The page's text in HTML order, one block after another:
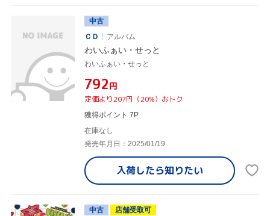
中古
ＣＤ
アルバム
わいふぁい・せっと
わいふぁい・せっと
¥792円
定価より207円（20%）おトク
獲得ポイント 7P
在庫なし
発売年月日：2025/01/19
入荷したら知りたい
中古
店舗受取可